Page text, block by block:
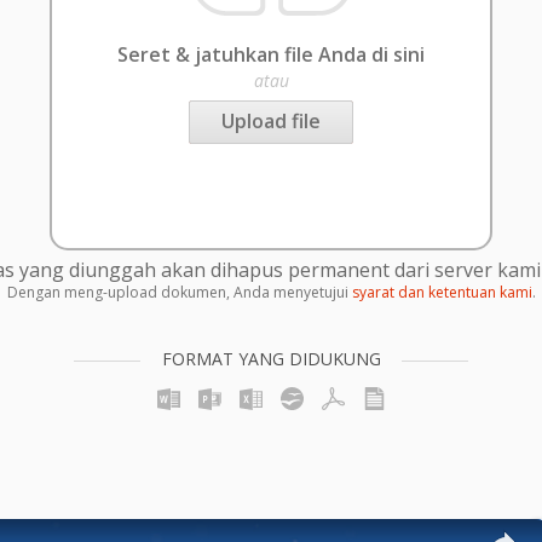
Seret & jatuhkan file Anda di sini
atau
Upload file
yang diunggah akan dihapus permanent dari server
Dengan meng-upload dokumen, Anda menyetujui syarat dan ketentuan kami.
FORMAT YANG DIDUKUNG
×